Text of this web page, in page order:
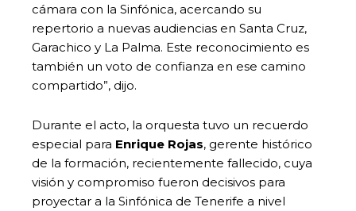
cámara con la Sinfónica, acercando su
repertorio a nuevas audiencias en Santa Cruz,
Garachico y La Palma. Este reconocimiento es
también un voto de confianza en ese camino
compartido”, dijo.
Durante el acto, la orquesta tuvo un recuerdo
especial para Enrique Rojas, gerente histórico
de la formación, recientemente fallecido, cuya
visión y compromiso fueron decisivos para
proyectar a la Sinfónica de Tenerife a nivel